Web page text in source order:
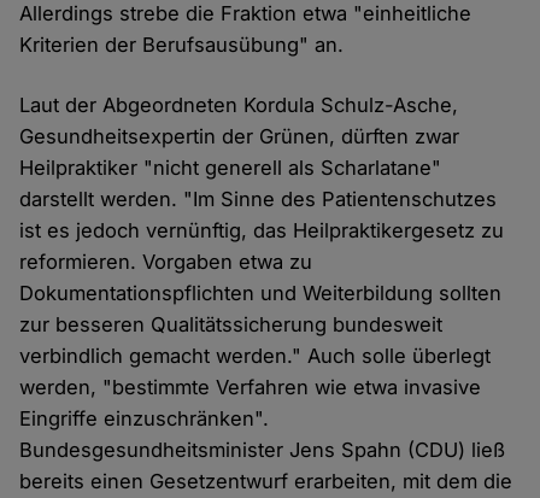
Allerdings strebe die Fraktion etwa "einheitliche
Kriterien der Berufsausübung" an.
Laut der Abgeordneten Kordula Schulz-Asche,
Gesundheitsexpertin der Grünen, dürften zwar
Heilpraktiker "nicht generell als Scharlatane"
darstellt werden. "Im Sinne des Patientenschutzes
ist es jedoch vernünftig, das Heilpraktikergesetz zu
reformieren. Vorgaben etwa zu
Dokumentationspflichten und Weiterbildung sollten
zur besseren Qualitätssicherung bundesweit
verbindlich gemacht werden." Auch solle überlegt
werden, "bestimmte Verfahren wie etwa invasive
Eingriffe einzuschränken".
Bundesgesundheitsminister Jens Spahn (CDU) ließ
bereits einen Gesetzentwurf erarbeiten, mit dem die